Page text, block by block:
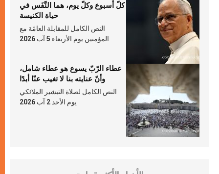
كلّ أسبوع وكلّ يوم، هما النَّفَس في
حياة الكنيسة
النص الكامل للمقابلة العامّة مع
المؤمنين يوم الأربعاء 5 آب 2026
عطاء الرّبّ يسوع هو عطاء شامل،
وأنّ عنايته بنا لا تغيب عنّا أبدًا
النص الكامل لصلاة التبشير الملائكي
يوم الأحد 2 آب 2026